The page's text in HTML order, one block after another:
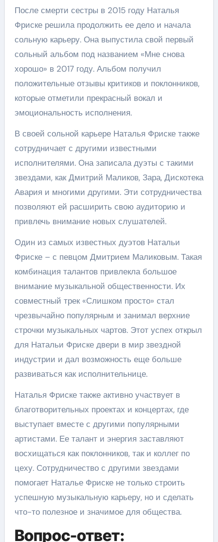
После смерти сестры в 2015 году Наталья
Фриске решила продолжить ее дело и начала
сольную карьеру. Она выпустила свой первый
сольный альбом под названием «Мне снова
хорошо» в 2017 году. Альбом получил
положительные отзывы критиков и поклонников,
которые отметили прекрасный вокал и
эмоциональность исполнения.
В своей сольной карьере Наталья Фриске также
сотрудничает с другими известными
исполнителями. Она записала дуэты с такими
звездами, как Дмитрий Маликов, Зара, Дискотека
Авария и многими другими. Эти сотрудничества
позволяют ей расширить свою аудиторию и
привлечь внимание новых слушателей.
Один из самых известных дуэтов Натальи
Фриске – с певцом Дмитрием Маликовым. Такая
комбинация талантов привлекла большое
внимание музыкальной общественности. Их
совместный трек «Слишком просто» стал
чрезвычайно популярным и занимал верхние
строчки музыкальных чартов. Этот успех открыл
для Натальи Фриске двери в мир звездной
индустрии и дал возможность еще больше
развиваться как исполнительнице.
Наталья Фриске также активно участвует в
благотворительных проектах и концертах, где
выступает вместе с другими популярными
артистами. Ее талант и энергия заставляют
восхищаться как поклонников, так и коллег по
цеху. Сотрудничество с другими звездами
помогает Наталье Фриске не только строить
успешную музыкальную карьеру, но и сделать
что-то полезное и значимое для общества.
Вопрос-ответ: